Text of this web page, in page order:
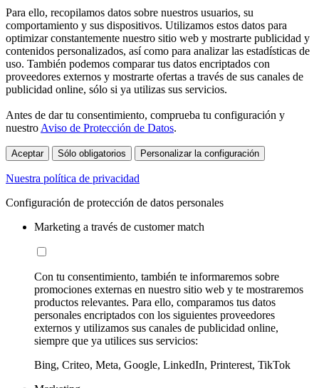
Para ello, recopilamos datos sobre nuestros usuarios, su
comportamiento y sus dispositivos. Utilizamos estos datos para
optimizar constantemente nuestro sitio web y mostrarte publicidad y
contenidos personalizados, así como para analizar las estadísticas de
uso. También podemos comparar tus datos encriptados con
proveedores externos y mostrarte ofertas a través de sus canales de
publicidad online, sólo si ya utilizas sus servicios.
Antes de dar tu consentimiento, comprueba tu configuración y
nuestro Aviso de Protección de Datos.
Aceptar Sólo obligatorios Personalizar la configuración
Nuestra política de privacidad
Configuración de protección de datos personales
Marketing a través de customer match
Con tu consentimiento, también te informaremos sobre
promociones externas en nuestro sitio web y te mostraremos
productos relevantes. Para ello, comparamos tus datos
personales encriptados con los siguientes proveedores
externos y utilizamos sus canales de publicidad online,
siempre que ya utilices sus servicios:
Bing, Criteo, Meta, Google, LinkedIn, Printerest, TikTok